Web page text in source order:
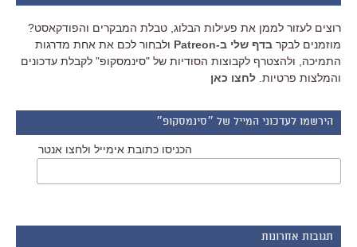
רוצים לעזור לממן את פעילות הבלוג, טבלת המבקרים והפודקאסט?
מוזמנים לבקר בדף שלי ב-Patreon
ולבחור לכם את אחת מדרגות
התמיכה, ולהצטרף לקבוצות הסודיות של "סינמסקופ" לקבלת עדכונים
והמלצות פרטיות. לחצו כאן
הירשמו לעדכוני המייל של ״סינמסקופ״
הכניסו כתובת אימייל ולחצו אנטר
תגובות אחרונות